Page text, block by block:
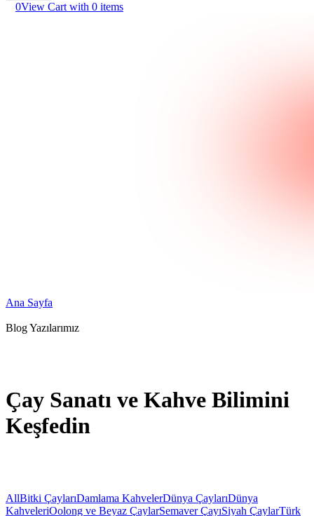
0View Cart with 0 items
Ana Sayfa
Blog Yazılarımız
Çay Sanatı ve Kahve Bilimini
Keşfedin
AllBitki ÇaylarıDamlama KahvelerDünya ÇaylarıDünya
KahveleriOolong ve Beyaz ÇaylarSemaver ÇayıSiyah ÇaylarTürk